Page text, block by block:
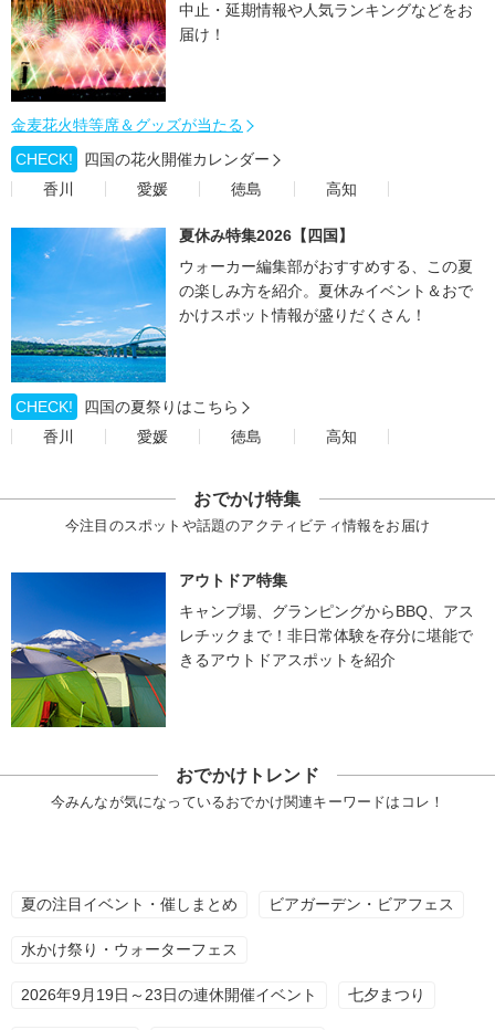
中止・延期情報や人気ランキングなどをお
届け！
金麦花火特等席＆グッズが当たる
CHECK!
四国の花火開催カレンダー
香川
愛媛 徳島 高知
夏休み特集2026【四国】
ウォーカー編集部がおすすめする、この夏
の楽しみ方を紹介。夏休みイベント＆おで
かけスポット情報が盛りだくさん！
CHECK!
四国の夏祭りはこちら
香川
愛媛 徳島 高知
おでかけ特集
今注目のスポットや話題のアクティビティ情報をお届け
アウトドア特集
キャンプ場、グランピングからBBQ、アス
レチックまで！非日常体験を存分に堪能で
きるアウトドアスポットを紹介
おでかけトレンド
今みんなが気になっているおでかけ関連キーワードはコレ！
夏の注目イベント・催しまとめ ビアガーデン・ビアフェス
水かけ祭り・ウォーターフェス
2026年9月19日～23日の連休開催イベント 七夕まつり